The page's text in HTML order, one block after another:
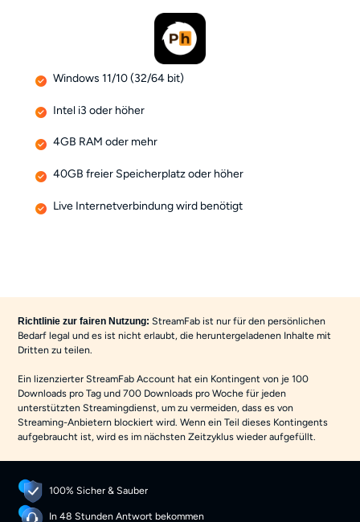
Windows 11/10 (32/64 bit)
Intel i3 oder höher
4GB RAM oder mehr
40GB freier Speicherplatz oder höher
Live Internetverbindung wird benötigt
Richtlinie zur fairen Nutzung:StreamFab ist nur für den persönlichen
Bedarf legal und es ist nicht erlaubt, die heruntergeladenen Inhalte mit
Dritten zu teilen.
Ein lizenzierter StreamFab Account hat ein Kontingent von je 100
Downloads pro Tag und 700 Downloads pro Woche für jeden
unterstützten Streamingdienst, um zu vermeiden, dass es von
Streaming-Anbietern blockiert wird. Wenn ein Teil dieses Kontingents
aufgebraucht ist, wird es im nächsten Zeitzyklus wieder aufgefüllt.
100% Sicher & Sauber
In 48 Stunden Antwort bekommen